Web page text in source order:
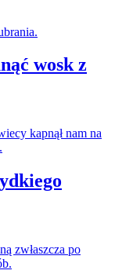
wosk z
kapnął nam na
zwłaszcza po